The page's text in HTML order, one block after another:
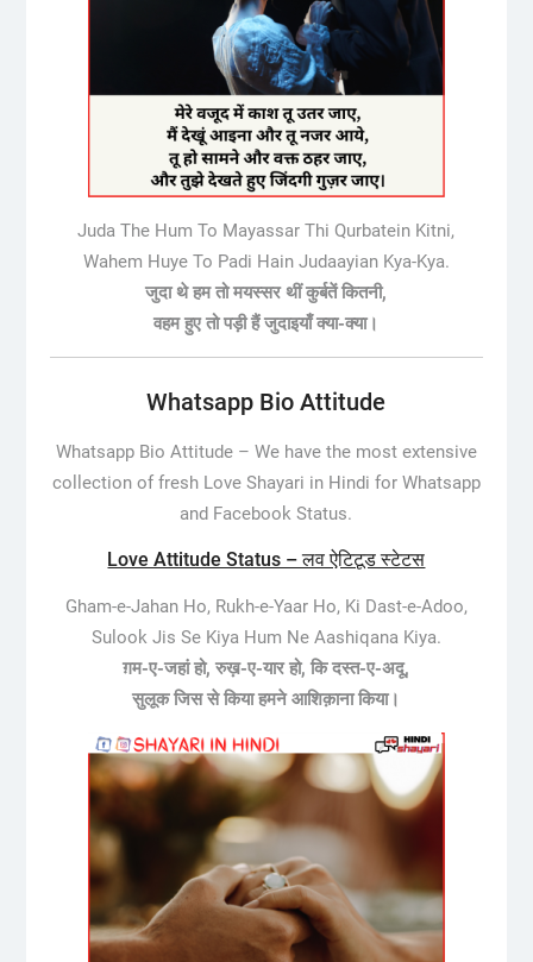
Juda The Hum To Mayassar Thi Qurbatein Kitni,
Wahem Huye To Padi Hain Judaayian Kya-Kya.
जुदा थे हम तो मयस्सर थीं कुर्बतें कितनी,
वहम हुए तो पड़ी हैं जुदाइयाँ क्या-क्या।
Whatsapp Bio Attitude
Whatsapp Bio Attitude – We have the most extensive
collection of fresh Love Shayari in Hindi for Whatsapp
and Facebook Status.
Love Attitude Status – लव ऐटिटूड स्टेटस
Gham-e-Jahan Ho, Rukh-e-Yaar Ho, Ki Dast-e-Adoo,
Sulook Jis Se Kiya Hum Ne Aashiqana Kiya.
ग़म-ए-जहां हो, रुख़-ए-यार हो, कि दस्त-ए-अदू,
सुलूक जिस से किया हमने आशिक़ाना किया।